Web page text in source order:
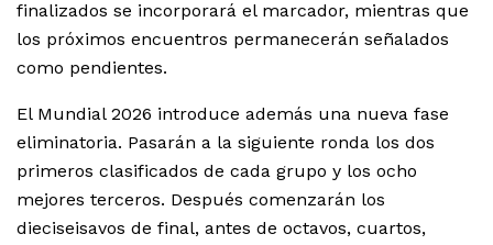
finalizados se incorporará el marcador, mientras que
los próximos encuentros permanecerán señalados
como pendientes.
El Mundial 2026 introduce además una nueva fase
eliminatoria. Pasarán a la siguiente ronda los dos
primeros clasificados de cada grupo y los ocho
mejores terceros. Después comenzarán los
dieciseisavos de final, antes de octavos, cuartos,